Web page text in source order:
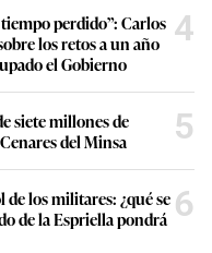
perdido”: Carlos
los retos a un año
el Gobierno
4
siete millones de
del Minsa
5
los militares: ¿qué se
de la Espriella pondrá 6